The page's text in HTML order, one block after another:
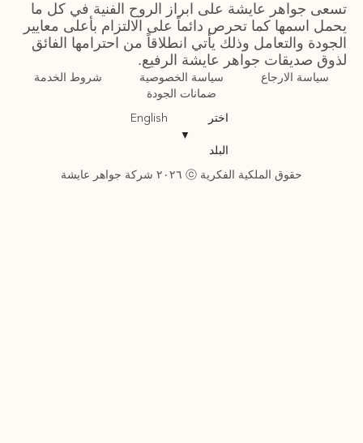
تسعى جواهر عايشة على ابراز الروح الفنية في كل ما
يحمل اسمها كما تحرص دائماً على الالتزام بأعلى معايير
الجودة والتعامل وذلك يأتي انطلاقاً من احترامها الفائق
لذوق صديقات جواهر عايشة الرفيع.
سياسة الارجاع سياسة الخصوصية
شروط الخدمة
ضمانات الجودة
اختر
البلد
▼
English
حقوق الملكية الفكرية ⓒ ٢٠٢٦ شركة جواهر عايشة